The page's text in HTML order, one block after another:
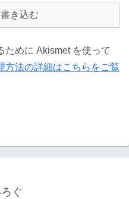
き込む
ために Akismet を使って
方法の詳細はこちらをご覧
ぐ